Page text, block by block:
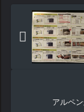
アルペ